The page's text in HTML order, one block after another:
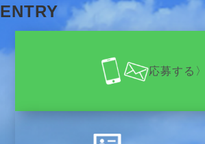
ENTRY
応募する 〉